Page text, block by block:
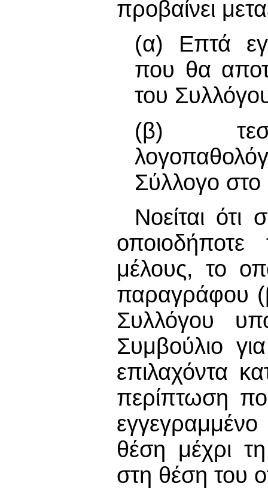
προβαίνει
(α) Επτά
που θα
του
(β)
Σύλλογο
Νοείται
μέλους, το
παραγράφου
Συλλόγου
Συμβούλιο
επιλαχόντα
περίπτωση
θέση μέχρι
στη θέση του